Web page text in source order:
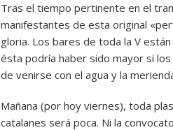
Tras el tiempo pertinente en el
manifestantes de esta original
gloria. Los bares de toda la V
ésta podría haber sido mayor si
de venirse con el agua y la
Mañana (por hoy viernes), toda
catalanes será poca. Ni la